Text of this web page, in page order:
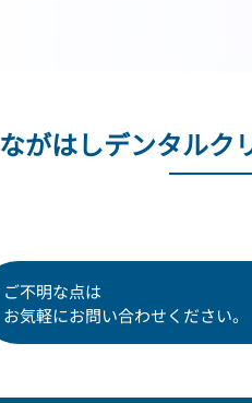
ながはしデンタルク
ご不明な点は
お気軽にお問い合わせください。